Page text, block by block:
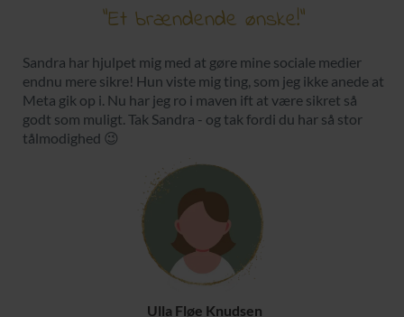
"Et brændende ønske!"
Sandra har hjulpet mig med at gøre mine sociale medier
endnu mere sikre! Hun viste mig ting, som jeg ikke anede at
Meta gik op i. Nu har jeg ro i maven ift at være sikret så
godt som muligt. Tak Sandra - og tak fordi du har så stor
tålmodighed 😉
Ulla Fløe Knudsen